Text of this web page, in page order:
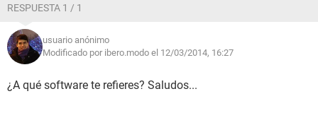
RESPUESTA 1 / 1
usuario anónimo
Modificado por ibero.modo el 12/03/2014, 16:27
¿A qué software te refieres? Saludos...